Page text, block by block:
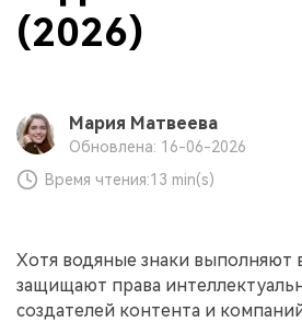
(2026)
Мария Матвеева
Обновлена: 16-06-2026
Время чтения:13 min(s)
Хотя водяные знаки
защищают права
создателей контента и